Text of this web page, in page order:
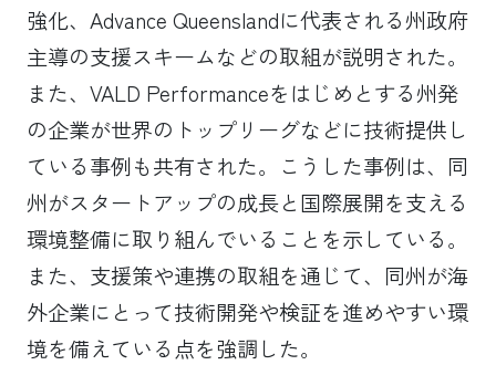
強化、Advance Queenslandに代表される州政府
主導の支援スキームなどの取組が説明された。
また、VALD Performanceをはじめとする州発
の企業が世界のトップリーグなどに技術提供し
ている事例も共有された。こうした事例は、同
州がスタートアップの成長と国際展開を支える
環境整備に取り組んでいることを示している。
また、支援策や連携の取組を通じて、同州が海
外企業にとって技術開発や検証を進めやすい環
境を備えている点を強調した。